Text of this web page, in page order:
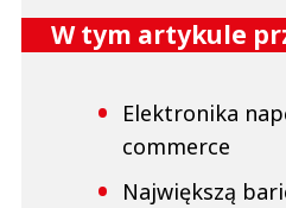
W tym artykule
Elektronika
commerce
Największą